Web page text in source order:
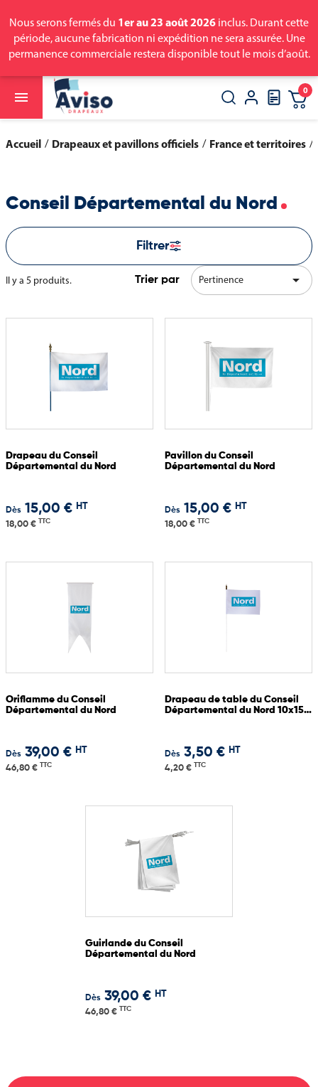
Nous serons fermés du 1er au 23 août 2026 inclus. Durant cette
période, aucune fabrication ni expédition ne sera assurée. Une
permanence commerciale restera disponible tout le mois d’août.
 0
search
Accueil Drapeaux et pavillons officiels France et territoires
Conseil Départemental du Nord
Filtrer
Il y a 5 produits. Trier par Pertinence 
Drapeau du Conseil
Départemental du Nord
Dès 15,00 € HT
18,00 € TTC
Pavillon du Conseil
Départemental du Nord
Dès 15,00 € HT
18,00 € TTC
Oriflamme du Conseil
Départemental du Nord
Dès 39,00 € HT
46,80 € TTC
Drapeau de table du Conseil
Départemental du Nord 10x15
Dès 3,50 € HT
4,20 € TTC
Guirlande du Conseil
Départemental du Nord
Dès 39,00 € HT
46,80 € TTC